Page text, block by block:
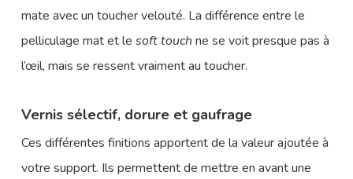
mate avec un toucher velouté. La différence entre le
pelliculage mat et le soft touch ne se voit presque pas à
l’œil, mais se ressent vraiment au toucher.
Vernis sélectif, dorure et gaufrage
Ces différentes finitions apportent de la valeur ajoutée à
votre support. Ils permettent de mettre en avant une